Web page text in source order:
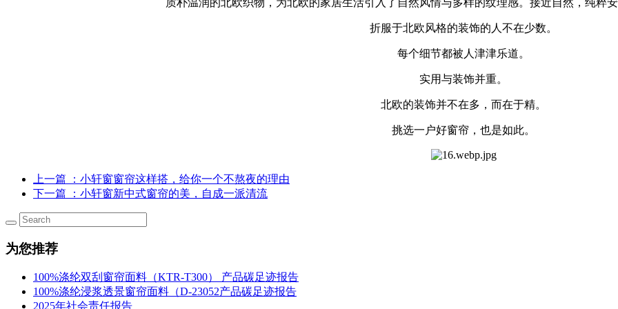
折服于北欧风格的装饰的人不在少数。
每个细节都被人津津乐道。
实用与装饰并重。
北欧的装饰并不在多，而在于精。
挑选一户好窗帘，也是如此。
上一篇
：小轩窗窗帘这样搭，给你一个不熬夜的理由
下一篇
：小轩窗新中式窗帘的美，自成一派清流
为您推荐
100%涤纶双刮窗帘面料（KTR-T300） 产品碳足迹报告
100%涤纶浸浆透景窗帘面料（D-23052产品碳足迹报告
2025年社会责任报告